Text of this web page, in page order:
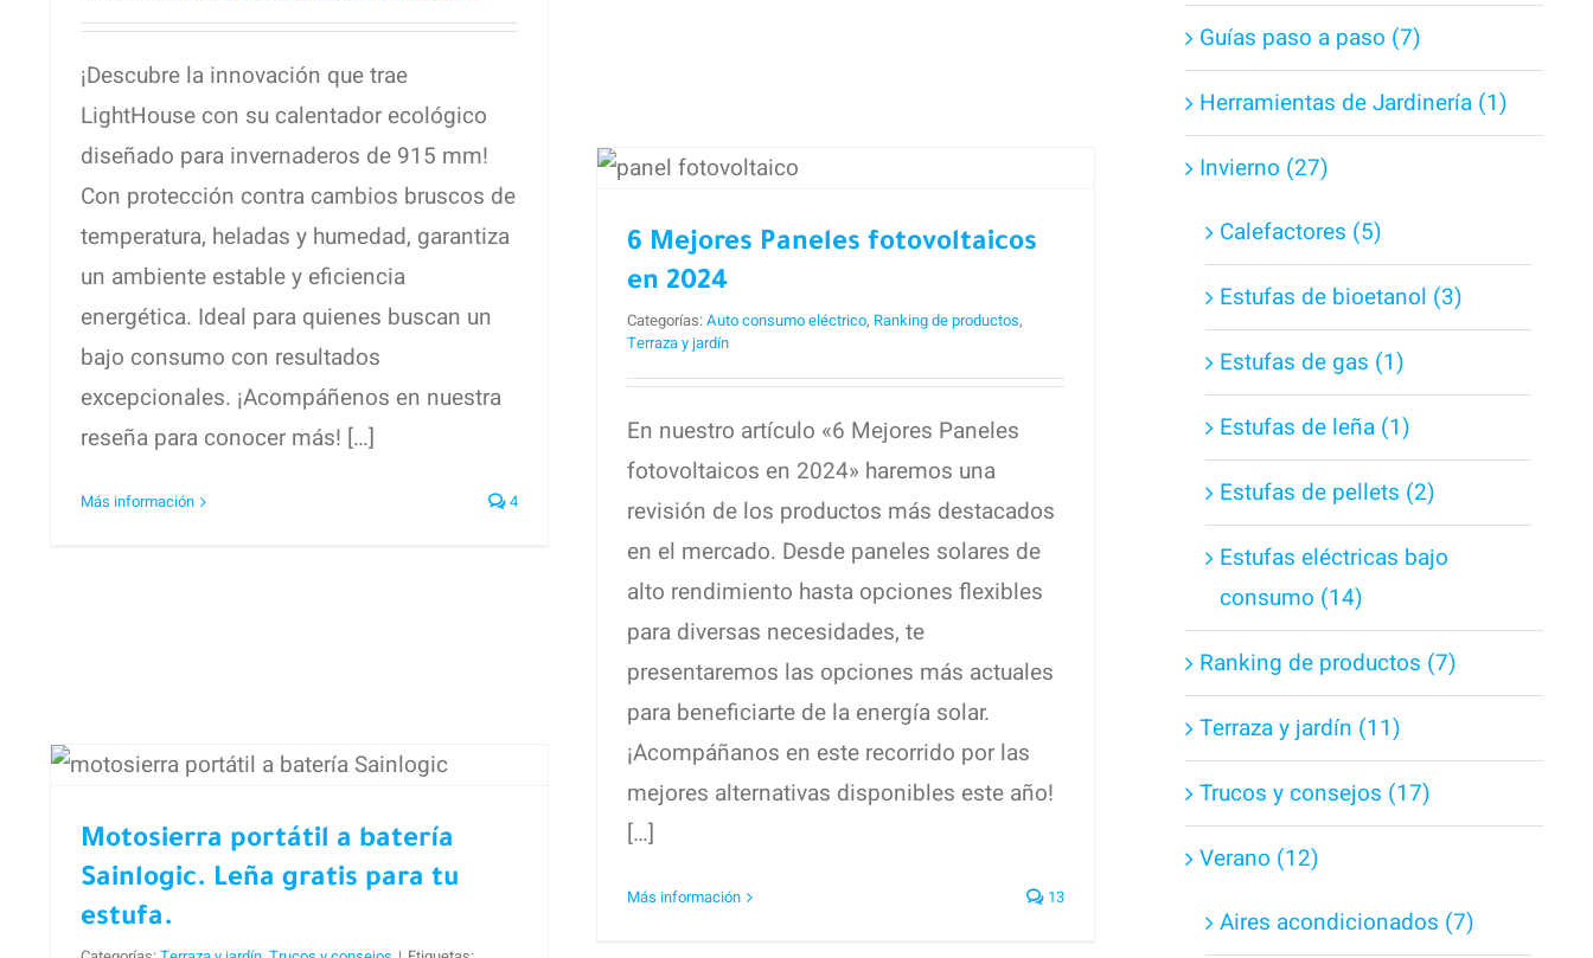
¡Descubre la innovación que trae
LightHouse con su calentador ecológico
diseñado para invernaderos de 915 mm!
Con protección contra cambios bruscos de
temperatura, heladas y humedad, garantiza
un ambiente estable y eficiencia
energética. Ideal para quienes buscan un
bajo consumo con resultados
excepcionales. ¡Acompáñenos en nuestra
reseña para conocer más! […]
Más información 4
6 Mejores Paneles
6 Mejores Paneles fotovoltaicos
en 2024
Categorías:Auto consumo eléctrico, Ranking de productos,
Terraza y jardín
En nuestro artículo «6 Mejores Paneles
fotovoltaicos en 2024» haremos una
revisión de los productos más destacados
en el mercado. Desde paneles solares de
alto rendimiento hasta opciones flexibles
para diversas necesidades, te
presentaremos las opciones más actuales
para beneficiarte de la energía solar.
¡Acompáñanos en este recorrido por las
mejores alternativas disponibles este año!
[…]
Más información 13
batería Sainlogic. Leña
gratis para tu estufa.
Motosierra portátil a batería
Sainlogic. Leña gratis para tu
estufa.
Guías paso a paso (7)
Herramientas de Jardinería (1)
Invierno (27)
Calefactores (5)
Estufas de bioetanol (3)
Estufas de gas (1)
Estufas de leña (1)
Estufas de pellets (2)
Estufas eléctricas bajo
consumo (14)
Ranking de productos (7)
Terraza y jardín (11)
Trucos y consejos (17)
Verano (12)
Aires acondicionados (7)